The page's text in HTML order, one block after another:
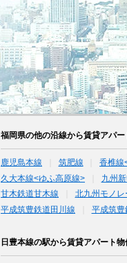
福岡県の他の沿線から賃貸アパ
鹿児島本線 筑肥線 香椎線
久大本線<ゆふ高原線>
九州
甘木鉄道甘木線
北九州モノレ
平成筑豊鉄道田川線
平成筑豊
日豊本線の駅から賃貸アパート